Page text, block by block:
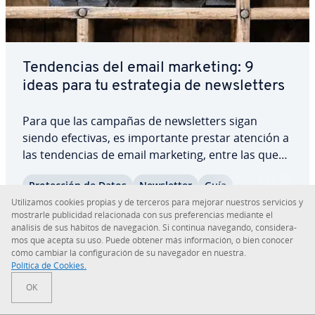
Te­n­de­n­cias del email marketing: 9
ideas para tu es­tra­te­gia de ne­w­s­le­t­te­rs
Para que las campañas de ne­w­s­le­t­te­rs sigan
siendo efectivas, es im­po­r­ta­n­te prestar atención a
las te­n­de­n­cias de email marketing, entre las que
ción, normativa de pro­te­c­ción de datos y
presencia creciente de la IA. En este artículo se…
Pro­te­c­ción de Datos Ne­w­s­le­t­ter Guía
Leer más
Uti­li­za­mos cookies propias y de terceros para mejorar nuestros servicios y
mostrarle pu­bli­ci­dad re­la­cio­na­da con sus pre­fe­re­n­cias mediante el
análisis de sus hábitos de na­ve­ga­ción. Si continua navegando, co­n­si­de­ra­
mos que acepta su uso. Puede obtener más in­fo­r­ma­ción, o bien conocer
cómo cambiar la co­n­fi­gu­ra­ción de su navegador en nuestra.
Política de Cookies.
OK